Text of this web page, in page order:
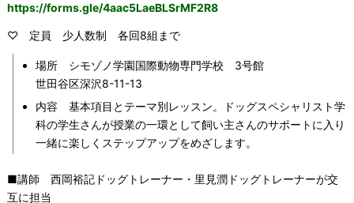
https://forms.gle/4aac5LaeBLSrMF2R8
♡ 定員 少人数制 各回8組まで
場所 シモゾノ学園国際動物専門学校 3号館
世田谷区深沢8-11-13
内容 基本項目とテーマ別レッスン。ドッグスペシャリスト学
科の学生さんが授業の一環として飼い主さんのサポートに入り
一緒に楽しくステップアップをめざします。
■講師 西岡裕記ドッグトレーナー・里見潤ドッグトレーナーが交
互に担当